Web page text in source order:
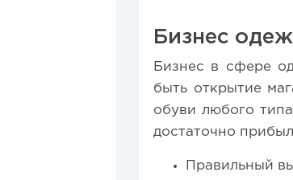
Бизнес
Бизнес в сфере
быть открытие
обуви любого
достаточно
Правильный